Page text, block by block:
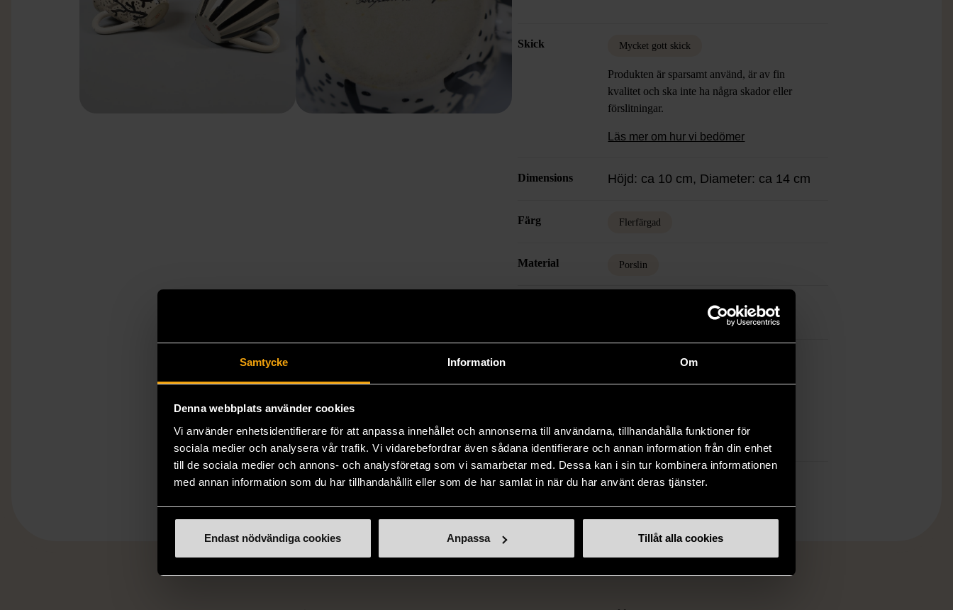
Samtycke Information Om
Denna webbplats använder cookies
Vi använder enhetsidentifierare för att anpassa innehållet och annonserna till användarna, tillhandahålla funktioner för
sociala medier och analysera vår trafik. Vi vidarebefordrar även sådana identifierare och annan information från din enhet
till de sociala medier och annons- och analysföretag som vi samarbetar med. Dessa kan i sin tur kombinera informationen
med annan information som du har tillhandahållit eller som de har samlat in när du har använt deras tjänster.
Endast nödvändiga cookies Anpassa Tillåt alla cookies
Skick Mycket gott skick
Produkten är sparsamt använd, är av fin
kvalitet och ska inte ha några skador eller
förslitningar.
Läs mer om hur vi bedömer
Dimensions Höjd: ca 10 cm, Diameter: ca 14 cm
Färg Flerfärgad
Material Porslin
14 dagars ångerrät.